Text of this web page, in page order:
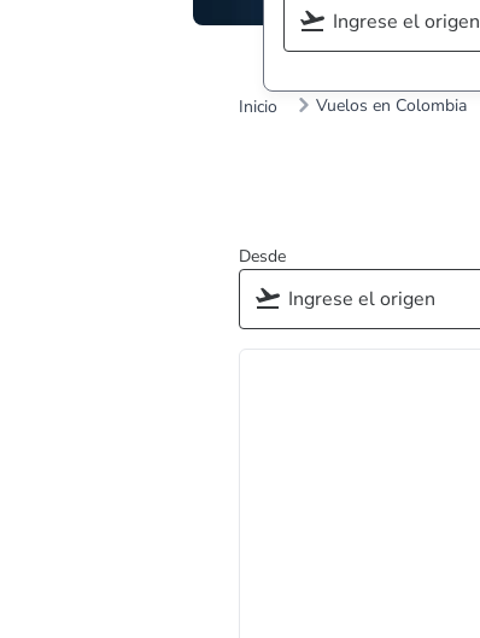
Inicio Vuelos en Colombia
Desde